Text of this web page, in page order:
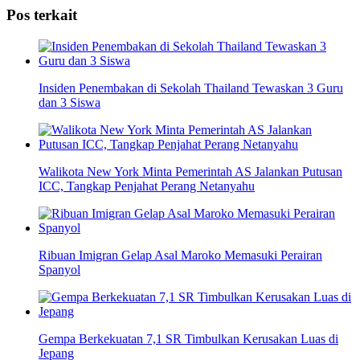
Pos terkait
Insiden Penembakan di Sekolah Thailand Tewaskan 3 Guru
dan 3 Siswa
Walikota New York Minta Pemerintah AS Jalankan Putusan
ICC, Tangkap Penjahat Perang Netanyahu
Ribuan Imigran Gelap Asal Maroko Memasuki Perairan
Spanyol
Gempa Berkekuatan 7,1 SR Timbulkan Kerusakan Luas di
Jepang